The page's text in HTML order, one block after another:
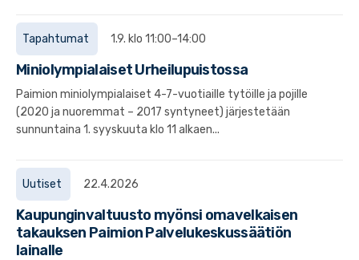
Tapahtumat 1.9. klo 11:00–14:00
Miniolympialaiset Urheilupuistossa
Paimion miniolympialaiset 4-7-vuotiaille tytöille ja pojille
(2020 ja nuoremmat – 2017 syntyneet) järjestetään
sunnuntaina 1. syyskuuta klo 11 alkaen...
Uutiset 22.4.2026
Kaupunginvaltuusto myönsi omavelkaisen
takauksen Paimion Palvelukeskussäätiön
lainalle